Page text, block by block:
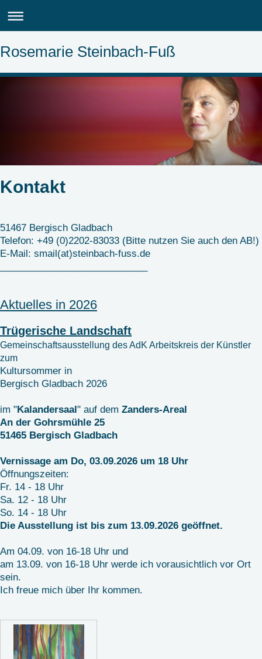
Rosemarie Steinbach-Fuß
Kontakt
51467 Bergisch Gladbach
Telefon: +49 (0)2202-83033 (Bitte nutzen Sie auch den AB!)
E-Mail: smail(at)steinbach-fuss.de
Aktuelles in 2026
Trügerische Landschaft
Gemeinschaftsausstellung des AdK Arbeitskreis der Künstler
zum
Kultursommer in
Bergisch Gladbach 2026
im "Kalandersaal" auf dem Zanders-Areal
An der Gohrsmühle 25
51465 Bergisch Gladbach
Vernissage am Do, 03.09.2026 um 18 Uhr
Öffnungszeiten:
Fr. 14 - 18 Uhr
Sa. 12 - 18 Uhr
So. 14 - 18 Uhr
Die Ausstellung ist bis zum 13.09.2026 geöffnet.
Am 04.09. von 16-18 Uhr und
am 13.09. von 16-18 Uhr werde ich vorausichtlich vor Ort
sein.
Ich freue mich über Ihr kommen.